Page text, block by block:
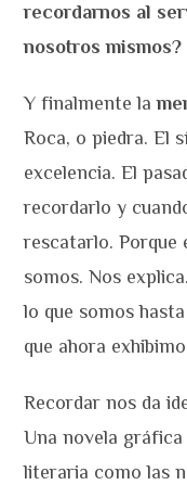
recordarnos al
nosotros mismos?
Y finalmente la
Roca, o piedra. El
excelencia. El
recordarlo y
rescatarlo. Porque
somos. Nos
lo que somos
que ahora
Recordar nos da
Una novela
literaria como las